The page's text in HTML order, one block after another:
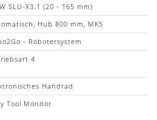
SLU-X3.1 (20 - 165 mm)
Hub 800 mm, MK5
- Robotersystem
4
Handrad
Tool Monitor